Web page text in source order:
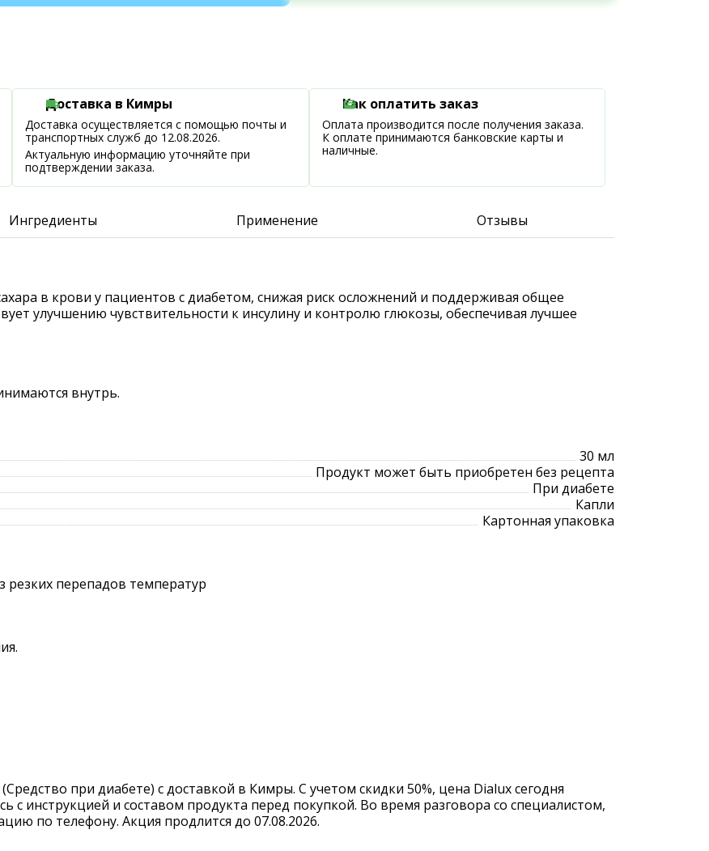
Доставка в Кимры
Доставка осуществляется с помощью почты и
транспортных служб до 12.08.2026.
Актуальную информацию уточняйте при
подтверждении заказа.
Как оплатить заказ
Оплата производится после получения заказа.
К оплате принимаются банковские карты и
наличные.
Ингредиенты Применение Отзывы
в крови у пациентов с диабетом, снижая риск осложнений и поддерживая общее
улучшению чувствительности к инсулину и контролю глюкозы, обеспечивая лучшее
внутрь.
30 мл
Продукт может быть приобретен без рецепта
При диабете
Капли
Картонная упаковка
резких перепадов температур
при диабете) с доставкой в Кимры. С учетом скидки 50%, цена Dialux сегодня
с инструкцией и составом продукта перед покупкой. Во время разговора со специалистом,
по телефону. Акция продлится до 07.08.2026.